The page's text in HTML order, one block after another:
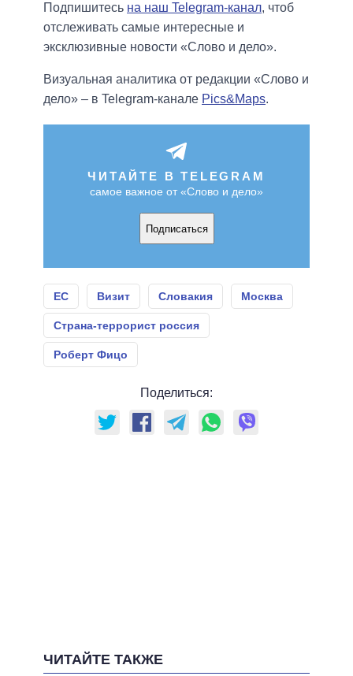
Подпишитесь на наш Telegram-канал, чтоб
отслеживать самые интересные и
эксклюзивные новости «Слово и дело».
Визуальная аналитика от редакции «Слово и
дело» – в Telegram-канале Pics&Maps.
ЧИТАЙТЕ В TELEGRAM
самое важное от «Слово и дело»
Подписаться
ЕС Визит Словакия Москва
Страна-террорист россия
Роберт Фицо
Поделиться:
ЧИТАЙТЕ ТАКЖЕ